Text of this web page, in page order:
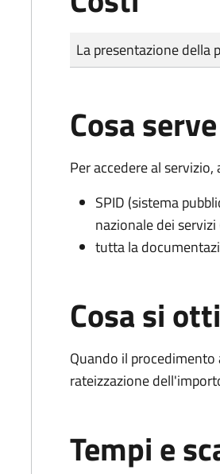
Tipo di pagamento
Importo
La presentazione della
Cosa serve
Per accedere al
SPID (sistema
nazionale dei servizi
tutta la
Cosa si
Quando il
rateizzazione
Tempi e